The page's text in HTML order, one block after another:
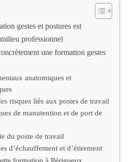
gestes et postures est
professionnel
une formation gestes
anatomiques et
risques liés aux postes de travail
de manutention et de port de
du poste de travail
d’échauffement et d’étirement